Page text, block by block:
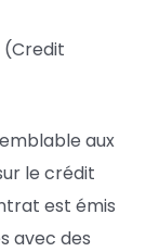
(Credit
aux
le crédit
est émis
avec des